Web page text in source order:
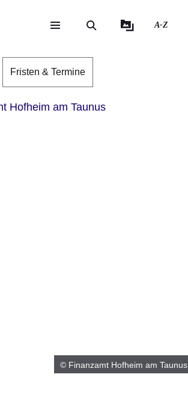
A-Z
Fristen & Termine
Hofheim am Taunus
© Finanzamt Hofheim am Taunus